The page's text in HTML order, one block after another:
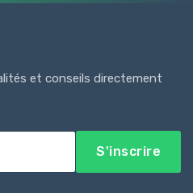
et conseils directement
S'inscrire